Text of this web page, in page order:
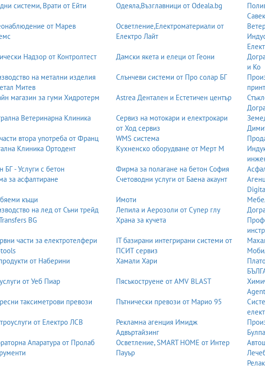
(Ziegler–Natta);
системи, Врати от Ейти
Одеяла,Възглавници от Odeala.bg
от Марев
Осветление,Електроматериали от
Електро Лайт
Надзор от Контролтест Дамски якета и елеци от Геони
и Ко
на метални изделия
Митев
Слънчеви системи от Про солар БГ
принт
магазин за гуми Хидротерм Astrea Дентален и Естетичен център
Ветеринарна Клиника
Сервиз на мотокари и електрокари
от Ход сервиз
втора употреба от Франц WMS система
Клиника Ортодент Кухненско оборудване от Мерт М
БГ - Услуги с бетон
Фирма за полагане на бетон София
за асфалтиране Счетоводни услуги от Баена акаунт
къщи Имоти
на лед от Съни трейд
Лепила и Аерозоли от Супер глу
BG Храна за кучета
части за електротелфери
IT базирани интегрирани системи от
ПСИТ сервиз
от Наберини Хамали Хари
от Уеб Пиар Пясъкоструене от AMV BLAST
таксиметрови превози Пътнически превози от Марио 95
от Електро ЛСВ
Рекламна агенция Имидж
Адвъртайзинг
Апаратура от Пролаб
Осветление, SMART HOME от Интер
Пауър